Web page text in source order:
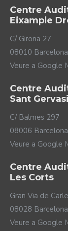
Centre
Eixample
C/ Girona 27
08010 Barcelona
Veure a Google
Centre
Sant Gervasi
C/ Balmes 297
08006 Barcelona
Veure a Google
Centre
Les Corts
Gran Via de
08028 Barcelona
Veure a Google